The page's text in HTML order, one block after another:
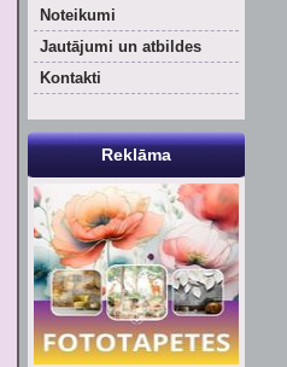
Noteikumi
Jautājumi un atbildes
Kontakti
Reklāma